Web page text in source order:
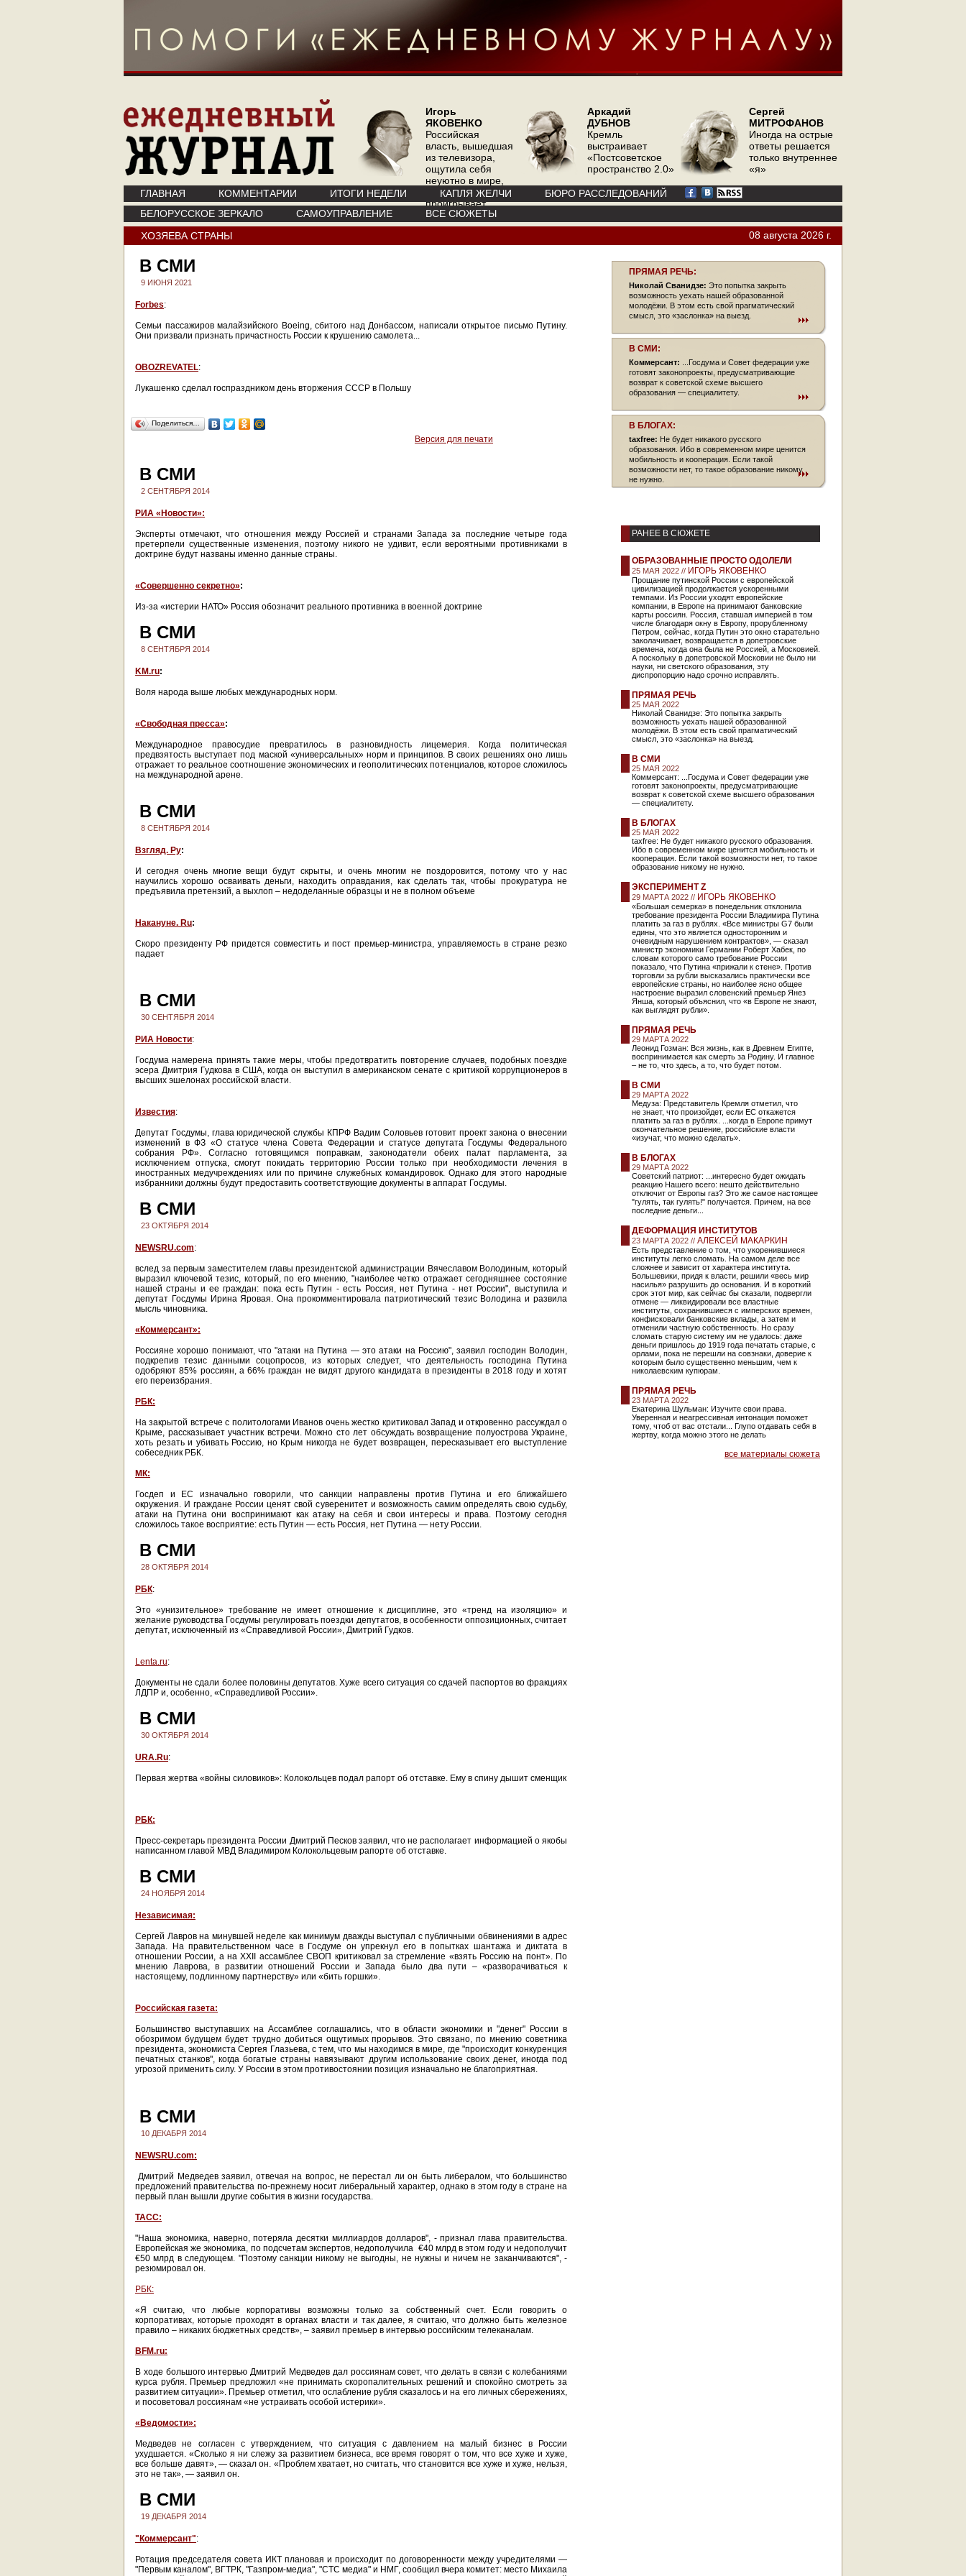
Игорь
ЯКОВЕНКО
Российская
власть, вышедшая
из телевизора,
ощутила себя
неуютно в мире,
где телевизор
проигрывает
интернету
Аркадий
ДУБНОВ
Кремль
выстраивает
«Постсоветское
пространство 2.0»
Сергей
МИТРОФАНОВ
Иногда на острые
ответы решается
только внутреннее
«я»
ГЛАВНАЯ КОММЕНТАРИИ ИТОГИ НЕДЕЛИ КАПЛЯ ЖЕЛЧИ
БЮРО РАССЛЕДОВАНИЙ
БЕЛОРУССКОЕ ЗЕРКАЛО
САМОУПРАВЛЕНИЕ
ВСЕ СЮЖЕТЫ
ХОЗЯЕВА СТРАНЫ
08 августа 2026 г.
В СМИ
9 ИЮНЯ 2021
Forbes:
Семьи пассажиров малайзийского Boeing, сбитого над Донбассом, написали открытое письмо Путину.
Они призвали признать причастность России к крушению самолета...
OBOZREVATEL:
Лукашенко сделал госпраздником день вторжения СССР в Польшу
Поделиться…
Версия для печати
В СМИ
2 СЕНТЯБРЯ 2014
РИА «Новости»:
Эксперты отмечают, что отношения между Россией и странами Запада за последние четыре года
претерпели существенные изменения, поэтому никого не удивит, если вероятными противниками в
доктрине будут названы именно данные страны.
«Совершенно секретно»:
Из-за «истерии НАТО» Россия обозначит реального противника в военной доктрине
В СМИ
8 СЕНТЯБРЯ 2014
KM.ru:
Воля народа выше любых международных норм.
«Свободная пресса»:
Международное правосудие превратилось в разновидность лицемерия. Когда политическая
предвзятость выступает под маской «универсальных» норм и принципов. В своих решениях оно лишь
отражает то реальное соотношение экономических и геополитических потенциалов, которое сложилось
на международной арене.
В СМИ
8 СЕНТЯБРЯ 2014
Взгляд. Ру:
И сегодня очень многие вещи будут скрыты, и очень многим не поздоровится, потому что у нас
научились хорошо осваивать деньги, находить оправдания, как сделать так, чтобы прокуратура не
предъявила претензий, а выхлоп – недоделанные образцы и не в полном объеме
Накануне. Ru:
Скоро президенту РФ придется совместить и пост премьер-министра, управляемость в стране резко
падает
В СМИ
30 СЕНТЯБРЯ 2014
РИА Новости:
Госдума намерена принять такие меры, чтобы предотвратить повторение случаев, подобных поездке
эсера Дмитрия Гудкова в США, когда он выступил в американском сенате с критикой коррупционеров в
высших эшелонах российской власти.
Известия:
Депутат Госдумы, глава юридической службы КПРФ Вадим Соловьев готовит проект закона о внесении
изменений в ФЗ «О статусе члена Совета Федерации и статусе депутата Госдумы Федерального
собрания РФ». Согласно готовящимся поправкам, законодатели обеих палат парламента, за
исключением отпуска, смогут покидать территорию России только при необходимости лечения в
иностранных медучреждениях или по причине служебных командировок. Однако для этого народные
избранники должны будут предоставить соответствующие документы в аппарат Госдумы.
В СМИ
23 ОКТЯБРЯ 2014
NEWSRU.com:
вслед за первым заместителем главы президентской администрации Вячеславом Володиным, который
выразил ключевой тезис, который, по его мнению, "наиболее четко отражает сегодняшнее состояние
нашей страны и ее граждан: пока есть Путин - есть Россия, нет Путина - нет России", выступила и
депутат Госдумы Ирина Яровая. Она прокомментировала патриотический тезис Володина и развила
мысль чиновника.
«Коммерсант»:
Россияне хорошо понимают, что "атаки на Путина — это атаки на Россию", заявил господин Володин,
подкрепив тезис данными соцопросов, из которых следует, что деятельность господина Путина
одобряют 85% россиян, а 66% граждан не видят другого кандидата в президенты в 2018 году и хотят
его переизбрания.
РБК:
На закрытой встрече с политологами Иванов очень жестко критиковал Запад и откровенно рассуждал о
Крыме, рассказывает участник встречи. Можно сто лет обсуждать возвращение полуострова Украине,
хоть резать и убивать Россию, но Крым никогда не будет возвращен, пересказывает его выступление
собеседник РБК.
МК:
Госдеп и ЕС изначально говорили, что санкции направлены против Путина и его ближайшего
окружения. И граждане России ценят свой суверенитет и возможность самим определять свою судьбу,
атаки на Путина они воспринимают как атаку на себя и свои интересы и права. Поэтому сегодня
сложилось такое восприятие: есть Путин — есть Россия, нет Путина — нету России.
В СМИ
28 ОКТЯБРЯ 2014
РБК:
Это «унизительное» требование не имеет отношение к дисциплине, это «тренд на изоляцию» и
желание руководства Госдумы регулировать поездки депутатов, в особенности оппозиционных, считает
депутат, исключенный из «Справедливой России», Дмитрий Гудков.
Lenta.ru:
Документы не сдали более половины депутатов. Хуже всего ситуация со сдачей паспортов во фракциях
ЛДПР и, особенно, «Справедливой России».
В СМИ
30 ОКТЯБРЯ 2014
URA.Ru:
Первая жертва «войны силовиков»: Колокольцев подал рапорт об отставке. Ему в спину дышит сменщик
РБК:
Пресс-секретарь президента России Дмитрий Песков заявил, что не располагает информацией о якобы
написанном главой МВД Владимиром Колокольцевым рапорте об отставке.
В СМИ
24 НОЯБРЯ 2014
Независимая:
Сергей Лавров на минувшей неделе как минимум дважды выступал с публичными обвинениями в адрес
Запада. На правительственном часе в Госдуме он упрекнул его в попытках шантажа и диктата в
отношении России, а на XXII ассамблее СВОП критиковал за стремление «взять Россию на понт». По
мнению Лаврова, в развитии отношений России и Запада было два пути – «разворачиваться к
настоящему, подлинному партнерству» или «бить горшки».
Российская газета:
Большинство выступавших на Ассамблее соглашались, что в области экономики и "денег" России в
обозримом будущем будет трудно добиться ощутимых прорывов. Это связано, по мнению советника
президента, экономиста Сергея Глазьева, с тем, что мы находимся в мире, где "происходит конкуренция
печатных станков", когда богатые страны навязывают другим использование своих денег, иногда под
угрозой применить силу. У России в этом противостоянии позиция изначально не благоприятная.
В СМИ
10 ДЕКАБРЯ 2014
NEWSRU.com:
Дмитрий Медведев заявил, отвечая на вопрос, не перестал ли он быть либералом, что большинство
предложений правительства по-прежнему носит либеральный характер, однако в этом году в стране на
первый план вышли другие события в жизни государства.
ТАСС:
"Наша экономика, наверно, потеряла десятки миллиардов долларов", - признал глава правительства.
Европейская же экономика, по подсчетам экспертов, недополучила €40 млрд в этом году и недополучит
€50 млрд в следующем. "Поэтому санкции никому не выгодны, не нужны и ничем не заканчиваются", -
резюмировал он.
РБК:
«Я считаю, что любые корпоративы возможны только за собственный счет. Если говорить о
корпоративах, которые проходят в органах власти и так далее, я считаю, что должно быть железное
правило – никаких бюджетных средств», – заявил премьер в интервью российским телеканалам.
BFM.ru:
В ходе большого интервью Дмитрий Медведев дал россиянам совет, что делать в связи с колебаниями
курса рубля. Премьер предложил «не принимать скоропалительных решений и спокойно смотреть за
развитием ситуации». Премьер отметил, что ослабление рубля сказалось и на его личных сбережениях,
и посоветовал россиянам «не устраивать особой истерики».
«Ведомости»:
Медведев не согласен с утверждением, что ситуация с давлением на малый бизнес в России
ухудшается. «Сколько я ни слежу за развитием бизнеса, все время говорят о том, что все хуже и хуже,
все больше давят», — сказал он. «Проблем хватает, но считать, что становится все хуже и хуже, нельзя,
это не так», — заявил он.
В СМИ
19 ДЕКАБРЯ 2014
"Коммерсант":
Ротация председателя совета ИКТ плановая и происходит по договоренности между учредителями —
"Первым каналом", ВГТРК, "Газпром-медиа", "СТС медиа" и НМГ, сообщил вчера комитет: место Михаила
ПРЯМАЯ РЕЧЬ:
Николай Сванидзе: Это попытка закрыть
возможность уехать нашей образованной
молодёжи. В этом есть свой прагматический
смысл, это «заслонка» на выезд.
В СМИ:
Коммерсант: ...Госдума и Совет федерации уже
готовят законопроекты, предусматривающие
возврат к советской схеме высшего
образования — специалитету.
В БЛОГАХ:
taxfree: Не будет никакого русского
образования. Ибо в современном мире ценится
мобильность и кооперация. Если такой
возможности нет, то такое образование никому
не нужно.
РАНЕЕ В СЮЖЕТЕ
ОБРАЗОВАННЫЕ ПРОСТО ОДОЛЕЛИ
25 МАЯ 2022 // ИГОРЬ ЯКОВЕНКО
Прощание путинской России с европейской
цивилизацией продолжается ускоренными
темпами. Из России уходят европейские
компании, в Европе на принимают банковские
карты россиян. Россия, ставшая империей в том
числе благодаря окну в Европу, прорубленному
Петром, сейчас, когда Путин это окно старательно
заколачивает, возвращается в допетровские
времена, когда она была не Россией, а Московией.
А поскольку в допетровской Московии не было ни
науки, ни светского образования, эту
диспропорцию надо срочно исправлять.
ПРЯМАЯ РЕЧЬ
25 МАЯ 2022
Николай Сванидзе: Это попытка закрыть
возможность уехать нашей образованной
молодёжи. В этом есть свой прагматический
смысл, это «заслонка» на выезд.
В СМИ
25 МАЯ 2022
Коммерсант: ...Госдума и Совет федерации уже
готовят законопроекты, предусматривающие
возврат к советской схеме высшего образования
— специалитету.
В БЛОГАХ
25 МАЯ 2022
taxfree: Не будет никакого русского образования.
Ибо в современном мире ценится мобильность и
кооперация. Если такой возможности нет, то такое
образование никому не нужно.
ЭКСПЕРИМЕНТ Z
29 МАРТА 2022 // ИГОРЬ ЯКОВЕНКО
«Большая семерка» в понедельник отклонила
требование президента России Владимира Путина
платить за газ в рублях. «Все министры G7 были
едины, что это является односторонним и
очевидным нарушением контрактов», — сказал
министр экономики Германии Роберт Хабек, по
словам которого само требование России
показало, что Путина «прижали к стене». Против
торговли за рубли высказались практически все
европейские страны, но наиболее ясно общее
настроение выразил словенский премьер Янез
Янша, который объяснил, что «в Европе не знают,
как выглядят рубли».
ПРЯМАЯ РЕЧЬ
29 МАРТА 2022
Леонид Гозман: Вся жизнь, как в Древнем Египте,
воспринимается как смерть за Родину. И главное
– не то, что здесь, а то, что будет потом.
В СМИ
29 МАРТА 2022
Медуза: Представитель Кремля отметил, что
не знает, что произойдет, если ЕС откажется
платить за газ в рублях. ...когда в Европе примут
окончательное решение, российские власти
«изучат, что можно сделать».
В БЛОГАХ
29 МАРТА 2022
Советский патриот: ...интересно будет ожидать
реакцию Нашего всего: нешто действительно
отключит от Европы газ? Это же самое настоящее
"гулять, так гулять!" получается. Причем, на все
последние деньги...
ДЕФОРМАЦИЯ ИНСТИТУТОВ
23 МАРТА 2022 // АЛЕКСЕЙ МАКАРКИН
Есть представление о том, что укоренившиеся
институты легко сломать. На самом деле все
сложнее и зависит от характера института.
Большевики, придя к власти, решили «весь мир
насилья» разрушить до основания. И в короткий
срок этот мир, как сейчас бы сказали, подвергли
отмене — ликвидировали все властные
институты, сохранившиеся с имперских времен,
конфисковали банковские вклады, а затем и
отменили частную собственность. Но сразу
сломать старую систему им не удалось: даже
деньги пришлось до 1919 года печатать старые, с
орлами, пока не перешли на совзнаки, доверие к
которым было существенно меньшим, чем к
николаевским купюрам.
ПРЯМАЯ РЕЧЬ
23 МАРТА 2022
Екатерина Шульман: Изучите свои права.
Уверенная и неагрессивная интонация поможет
тому, чтоб от вас отстали... Глупо отдавать себя в
жертву, когда можно этого не делать
все материалы сюжета